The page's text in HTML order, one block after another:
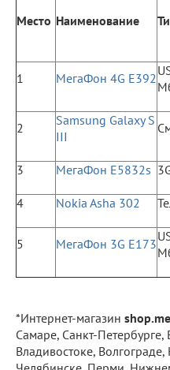
Место Наименование
1 МегаФон 4G E392
2
Samsung Galaxy S
III
3 МегаФон E5832s
4 Nokia Asha 302
5 МегаФон 3G E173
*Интернет-магазин shop.
Самаре, Санкт-Петербурге,
Владивостоке,